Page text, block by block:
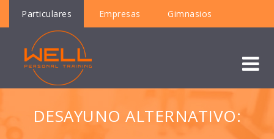
Particulares Empresas Gimnasios
DESAYUNO ALTERNATIVO: